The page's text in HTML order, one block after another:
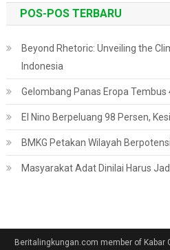
POS-POS TERBARU
Beyond Rhetoric: Unveiling the
Indonesia
Gelombang Panas Eropa Tembus
El Nino Berpeluang 98 Persen,
BMKG Petakan Wilayah
Masyarakat Adat Dinilai Harus
Beritalingkungan.com member of Kabar